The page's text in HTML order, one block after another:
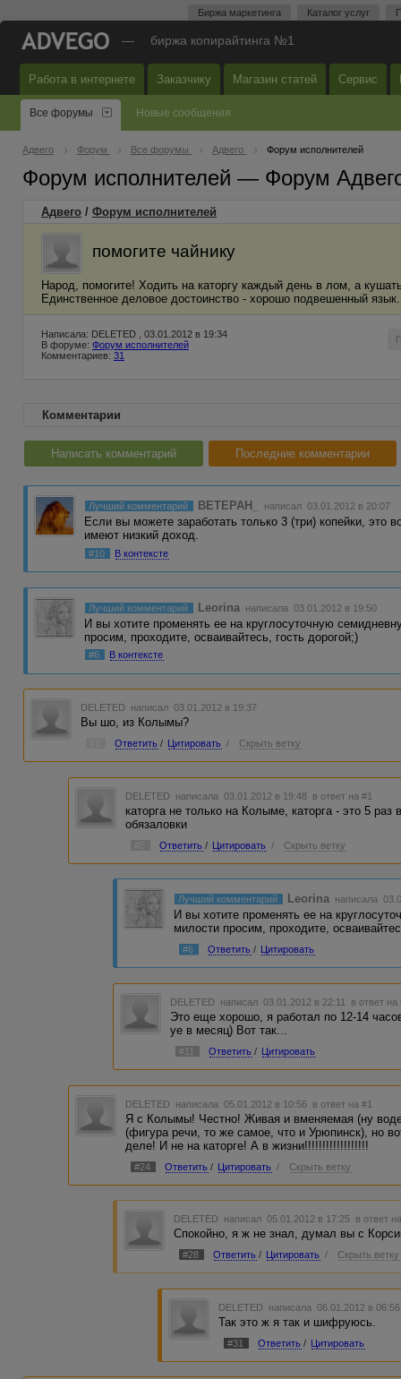
Биржа маркетинга Каталог услуг
— биржа копирайтинга №1
Работа в интернете Заказчику Магазин статей Сервис
Все форумы Новые сообщения
Адвего Форум Все форумы Адвего Форум исполнителей
Форум исполнителей — Форум
Адвего / Форум исполнителей
помогите чайнику
Народ, помогите! Ходить на каторгу каждый день в лом, а
Единственное деловое достоинство - хорошо подвешенный
Написала: DELETED , 03.01.2012 в 19:34
В форуме: Форум исполнителей
Комментариев: 31
Комментарии
Написать комментарий Последние комментарии
Лучший комментарий BETEPAH_ написал 03.01.2012 в 20:07
Если вы можете заработать только 3 (три) копейки, это
имеют низкий доход.
#10 В контексте
Лучший комментарий Leorina написала 03.01.2012 в 19:50
И вы хотите променять ее на круглосуточную
просим, проходите, осваивайтесь, гость дорогой;)
#6 В контексте
DELETED написал 03.01.2012 в 19:37
Вы шо, из Колымы?
Ответить / Цитировать / Скрыть ветку
DELETED написала 03.01.2012 в 19:48 в ответ на #1
каторга не только на Колыме, каторга - это 5
обязаловки
Ответить / Цитировать / Скрыть ветку
Лучший комментарий Leorina написала
И вы хотите променять ее на
милости просим, проходите,
#6 Ответить / Цитировать
DELETED написал 03.01.2012 в 22:11 в ответ на
Это еще хорошо, я работал по 12-14
уе в месяц) Вот так...
#11 Ответить / Цитировать
DELETED написала 05.01.2012 в 10:56 в ответ на #1
Я с Колымы! Честно! Живая и вменяемая (ну
(фигура речи, то же самое, что и Урюпинск), но
деле! И не на каторге! А в жизни!!!!!!!!!!!!!!!!!!
#24 Ответить / Цитировать / Скрыть ветку
DELETED написал 05.01.2012 в 17:25 в ответ
Спокойно, я ж не знал, думал вы с
#28 Ответить / Цитировать / Скрыть ветку
DELETED написала 06.01.2012 в
Так это ж я так и шифруюсь.
#31 Ответить / Цитировать